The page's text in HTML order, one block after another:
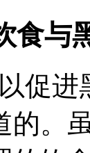
食与
促
的。